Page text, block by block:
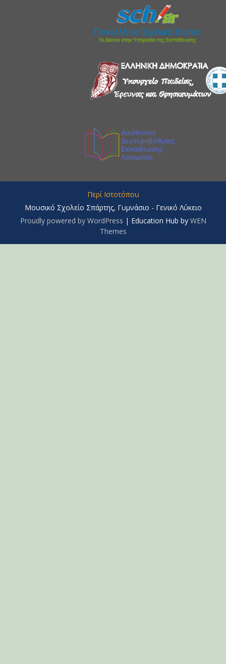
Περί Ιστοτόπου
Μουσικό Σχολείο Σπάρτης, Γυμνάσιο - Γενικό Λύκειο
Proudly powered by WordPress | Education Hub by WEN
Themes